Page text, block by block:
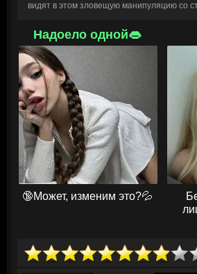
видят в этом зловещую манипуляцию со
То, что могло бы стать личным выбором,
обнажает старые обиды и заставляет
обществе. Взрослым, которые уже
разрушительный вопрос:
попытка убежать от реальности и той
Надоело одной👄
🔞Может, изменим это?💦